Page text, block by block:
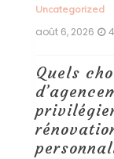
Uncategorized
août 6, 2026
Quels